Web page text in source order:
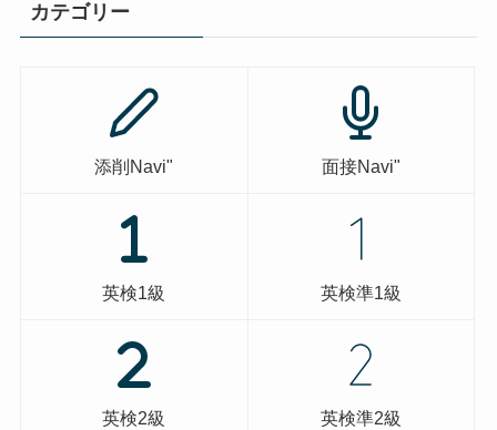
カテゴリー
添削Navi" 面接Navi"
英検1級 英検準1級
英検2級 英検準2級